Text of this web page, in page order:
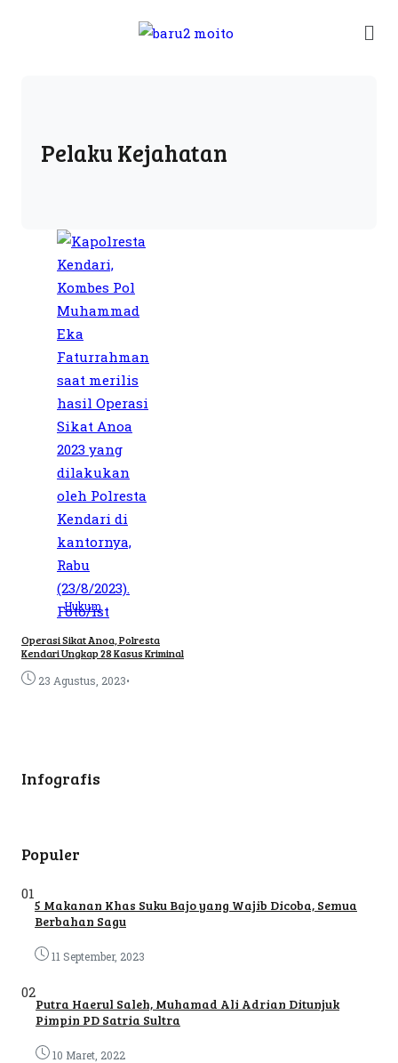
Pelaku Kejahatan
Hukum
Operasi Sikat Anoa, Polresta
Kendari Ungkap 28 Kasus Kriminal
23 Agustus, 2023•
Infografis
Populer
01
5 Makanan Khas Suku Bajo yang Wajib Dicoba, Semua
Berbahan Sagu
11 September, 2023
02
Putra Haerul Saleh, Muhamad Ali Adrian Ditunjuk
Pimpin PD Satria Sultra
10 Maret, 2022